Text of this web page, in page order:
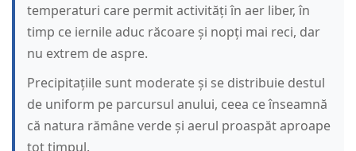
temperaturi care permit activități în aer liber, în
timp ce iernile aduc răcoare și nopți mai reci, dar
nu extrem de aspre.
Precipitațiile sunt moderate și se distribuie destul
de uniform pe parcursul anului, ceea ce înseamnă
că natura rămâne verde și aerul proaspăt aproape
tot timpul.